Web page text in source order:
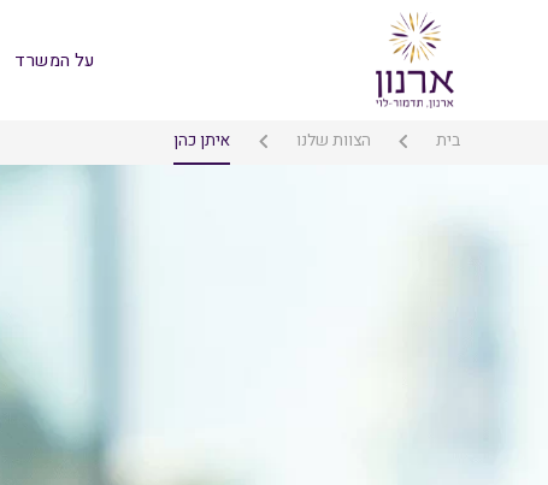
על המשרד
בית הצוות שלנו איתן כהן